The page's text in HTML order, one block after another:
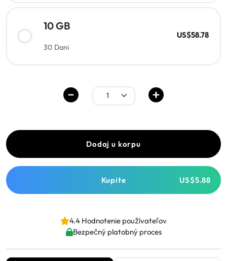
10 GB
30 Dani
US$58.78
Dodaj u korpu
Kupite US$5.88
4.4 Hodnotenie používateľov
Bezpečný platobný proces